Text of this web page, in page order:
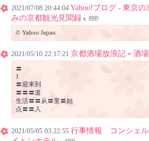
2021/07/08 20:44:04Yahoo!ブログ - 東京
みの京都観光見聞録
© Yahoo Japan
2021/05/10 22:17:21 京都酒場放浪記 » 酒
〓
1
〓迎来到
〓〓〓道
生活〓〓从〓里〓始
点〓〓入
2021/05/05 03:22:55 行事情報 コンシェル